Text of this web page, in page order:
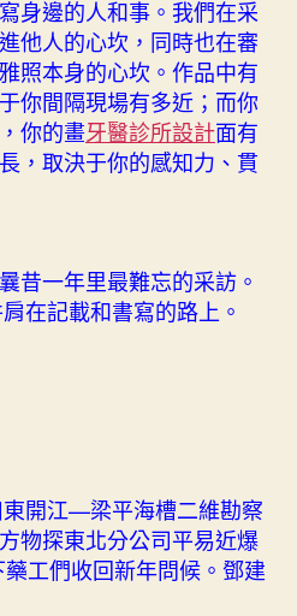
筆
都
蘸
滿
密
意〉
中
身邊的人和事。我們在采
他人的心坎，同時也在審
照本身的心坎。作品中有
你間隔現場有多近；而你
你的畫牙醫診所設計面有
，取決于你的感知力、貫
一年里最難忘的采訪。
在記載和書寫的路上。
開江—梁平海槽二維勘察
物探東北分公司平易近爆
工們收回新年問候。鄧建